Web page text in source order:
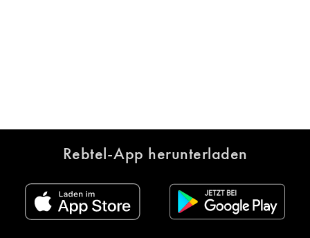
Rebtel-App herunterladen